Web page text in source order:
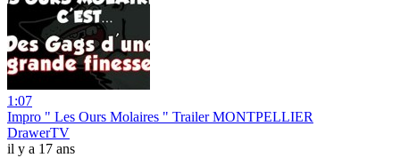
1:07
Impro " Les Ours Molaires " Trailer MONTPELLIER
DrawerTV
il y a 17 ans